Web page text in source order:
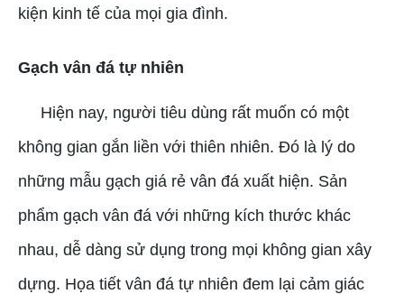
kiện kinh tế của mọi gia đình.
Gạch vân đá tự nhiên
Hiện nay, người tiêu dùng rất muốn có một
không gian gắn liền với thiên nhiên. Đó là lý do
những mẫu gạch giá rẻ vân đá xuất hiện. Sản
phẩm gạch vân đá với những kích thước khác
nhau, dễ dàng sử dụng trong mọi không gian xây
dựng. Họa tiết vân đá tự nhiên đem lại cảm giác